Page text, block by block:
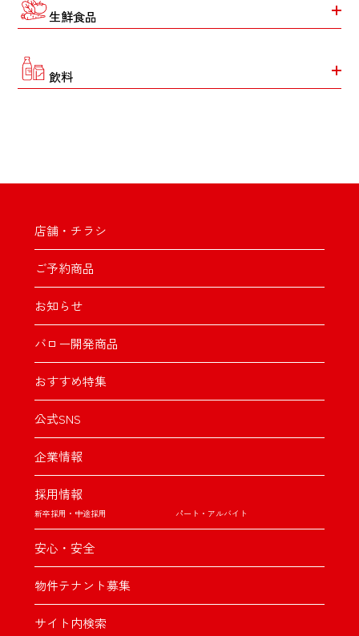
生鮮食品
飲料
店舗・チラシ
ご予約商品
お知らせ
バロー開発商品
おすすめ特集
公式SNS
企業情報
採用情報
新卒採用・中途採用 パート・アルバイト
安心・安全
物件テナント募集
サイト内検索